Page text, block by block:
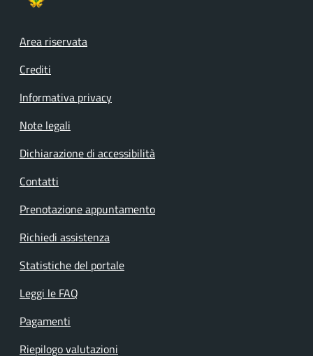
Footer menu
Area riservata
Crediti
Informativa privacy
Note legali
Dichiarazione di accessibilità
Contatti
Prenotazione appuntamento
Richiedi assistenza
Statistiche del portale
Leggi le FAQ
Pagamenti
Riepilogo valutazioni